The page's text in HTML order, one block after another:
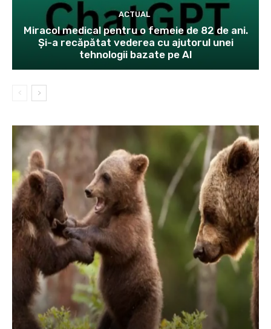
ACTUAL
Miracol medical pentru o femeie de 82 de ani.
Și-a recăpătat vederea cu ajutorul unei
tehnologii bazate pe AI